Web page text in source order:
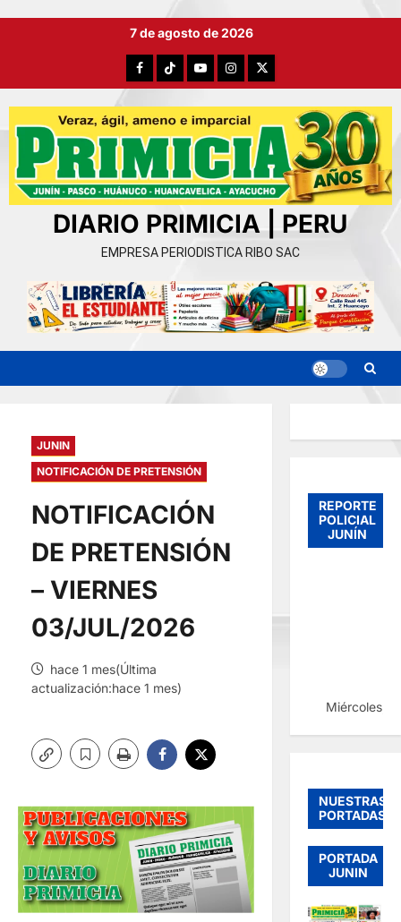
7 de agosto de 2026
FacebookTikTokYouTubeInstagram
X
DIARIO PRIMICIA | PERU
EMPRESA PERIODISTICA RIBO SAC
JUNIN
NOTIFICACIÓN DE PRETENSIÓN
NOTIFICACIÓN
DE PRETENSIÓN
– VIERNES
03/JUL/2026
hace 1 mes(Última
actualización:hace 1 mes)
REPORTE
POLICIAL
JUNÍN
Miércoles,
NUESTRAS
PORTADAS
PORTADA
JUNIN